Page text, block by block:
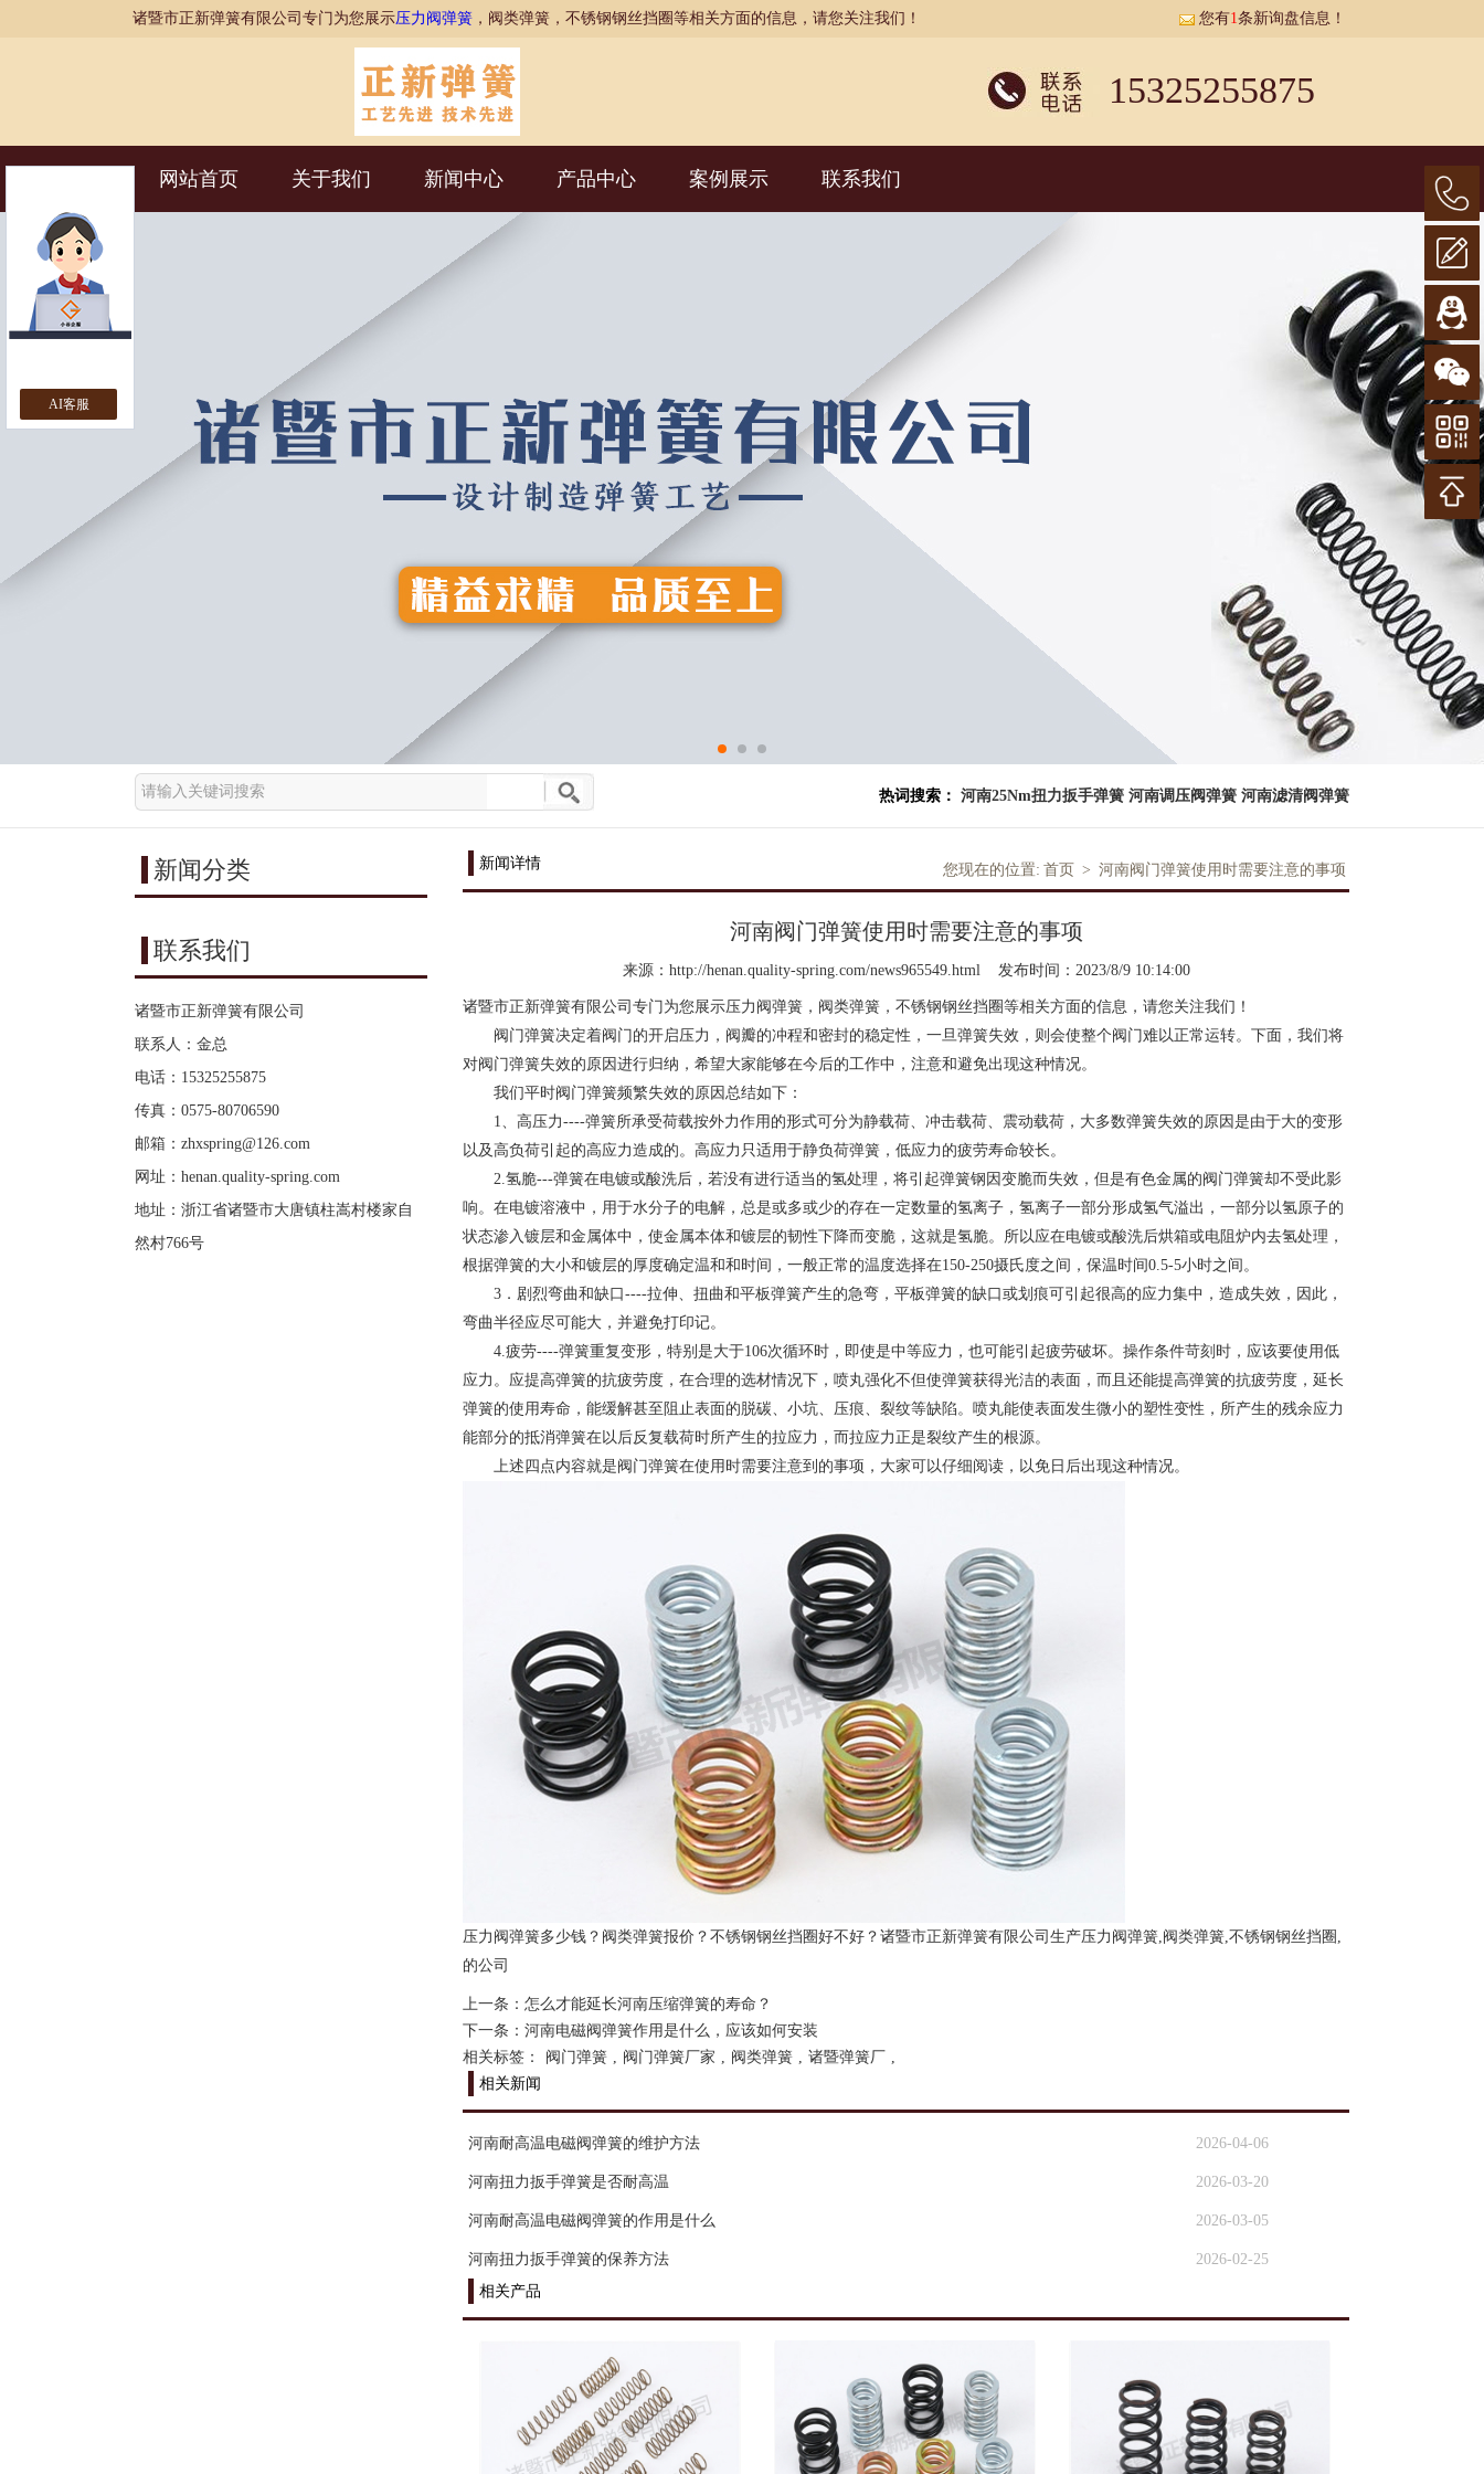
诸暨市正新弹簧有限公司专门为您展示压力阀弹簧 ，阀类弹簧，不锈钢钢丝挡圈等相关方面的信息，请您关注我们！ 您有1条新询盘信息！
15325255875
网站首页 关于我们 新闻中心 产品中心 案例展示 联系我们
热词搜索： 河南25Nm扭力扳手弹簧 河南调压阀弹簧 河南滤清阀弹簧
新闻分类
联系我们
诸暨市正新弹簧有限公司
联系人：金总
电话：15325255875
传真：0575-80706590
邮箱： zhxspring@126.com
网址： henan.quality-spring.com
地址：浙江省诸暨市大唐镇柱嵩村楼家自
然村766号
新闻详情 您现在的位置: 首页 > 河南阀门弹簧使用时需要注意的事项
河南阀门弹簧使用时需要注意的事项
来源：http://henan.quality-spring.com/news965549.html 发布时间：2023/8/9 10:14:00
诸暨市正新弹簧有限公司专门为您展示压力阀弹簧 ，阀类弹簧，不锈钢钢丝挡圈等相关方面的信息，请您关注我们！
阀门弹簧决定着阀门的开启压力，阀瓣的冲程和密封的稳定性，一旦弹簧失效，则会使整个阀门难以正常运转。下面，我们将
对阀门弹簧失效的原因进行归纳，希望大家能够在今后的工作中，注意和避免出现这种情况。
我们平时阀门弹簧频繁失效的原因总结如下：
1、高压力----弹簧所承受荷载按外力作用的形式可分为静载荷、冲击载荷、震动载荷，大多数弹簧失效的原因是由于大的变形
以及高负荷引起的高应力造成的。高应力只适用于静负荷弹簧，低应力的疲劳寿命较长。
2.氢脆---弹簧在电镀或酸洗后，若没有进行适当的氢处理，将引起弹簧钢因变脆而失效，但是有色金属的阀门弹簧却不受此影
响。在电镀溶液中，用于水分子的电解，总是或多或少的存在一定数量的氢离子，氢离子一部分形成氢气溢出，一部分以氢原子的
状态渗入镀层和金属体中，使金属本体和镀层的韧性下降而变脆，这就是氢脆。所以应在电镀或酸洗后烘箱或电阻炉内去氢处理，
根据弹簧的大小和镀层的厚度确定温和和时间，一般正常的温度选择在150-250摄氏度之间，保温时间0.5-5小时之间。
3．剧烈弯曲和缺口----拉伸、扭曲和平板弹簧产生的急弯，平板弹簧的缺口或划痕可引起很高的应力集中，造成失效，因此，
弯曲半径应尽可能大，并避免打印记。
4.疲劳----弹簧重复变形，特别是大于106次循环时，即使是中等应力，也可能引起疲劳破坏。操作条件苛刻时，应该要使用低
应力。应提高弹簧的抗疲劳度，在合理的选材情况下，喷丸强化不但使弹簧获得光洁的表面，而且还能提高弹簧的抗疲劳度，延长
弹簧的使用寿命，能缓解甚至阻止表面的脱碳、小坑、压痕、裂纹等缺陷。喷丸能使表面发生微小的塑性变性，所产生的残余应力
能部分的抵消弹簧在以后反复载荷时所产生的拉应力，而拉应力正是裂纹产生的根源。
上述四点内容就是阀门弹簧在使用时需要注意到的事项，大家可以仔细阅读，以免日后出现这种情况。
压力阀弹簧多少钱？阀类弹簧报价？不锈钢钢丝挡圈好不好？诸暨市正新弹簧有限公司生产压力阀弹簧,阀类弹簧,不锈钢钢丝挡圈,
的公司
上一条： 怎么才能延长河南压缩弹簧的寿命？
下一条： 河南电磁阀弹簧作用是什么，应该如何安装
相关标签：
阀门弹簧 , 阀门弹簧厂家 , 阀类弹簧 , 诸暨弹簧厂 ,
相关新闻
河南耐高温电磁阀弹簧的维护方法 2026-04-06
河南扭力扳手弹簧是否耐高温 2026-03-20
河南耐高温电磁阀弹簧的作用是什么 2026-03-05
河南扭力扳手弹簧的保养方法
2026-02-25
相关产品
AI客服